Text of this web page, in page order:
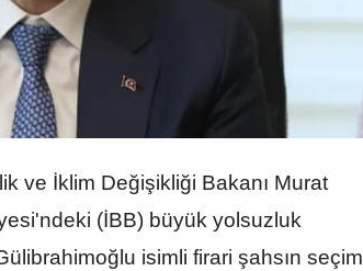
ve İklim Değişikliği Bakanı Murat
(İBB) büyük yolsuzluk
isimli firari şahsın seçim